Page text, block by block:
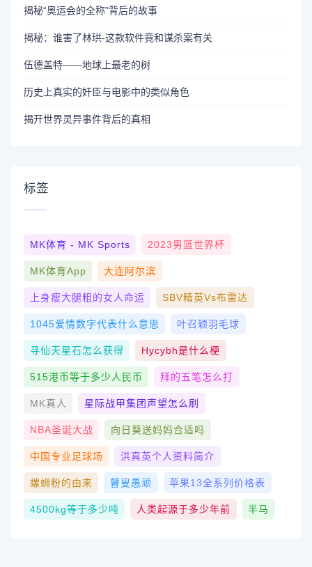
揭秘“奥运会的全称”背后的故事
揭秘：谁害了林珙-这款软件竟和谋杀案有关
伍德盖特——地球上最老的树
历史上真实的奸臣与电影中的类似角色
揭开世界灵异事件背后的真相
标签
MK体育 - MK Sports 2023男篮世界杯
MK体育App 大连阿尔滨
上身瘦大腿粗的女人命运 SBV精英vs布雷达
1045爱情数字代表什么意思 叶召颖羽毛球
寻仙天星石怎么获得 Hycybh是什么梗
515港币等于多少人民币 拜的五笔怎么打
MK真人 星际战甲集团声望怎么刷
NBA圣诞大战 向日葵送妈妈合适吗
中国专业足球场 洪真英个人资料简介
螺蛳粉的由来 瞽叟愚顽 苹果13全系列价格表
4500kg等于多少吨 人类起源于多少年前 半马